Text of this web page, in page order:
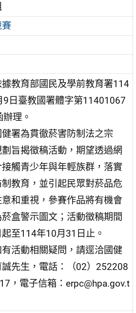
賽
教育部國民及學前教育署114
9日臺教國署體字第11401067
理。
署為貫徹菸害防制法之宗
劃旨揭徵稿活動，期望透過網
觸青少年與年輕族群，落實
教育，並引起民眾對菸品危
和重視，參賽作品將有機會
盒警示圖文；活動徵稿期間
起至114年10月31日止。
活動相關疑問，請逕洽國健
先生，電話：（02）252208
，電子信箱：erpc@hpa.gov.t